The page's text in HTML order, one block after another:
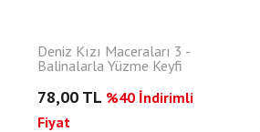
Deniz Kızı Maceraları 3 -
Balinalarla Yüzme Keyfi
78,00 TL %40 İndirimli
Fiyat